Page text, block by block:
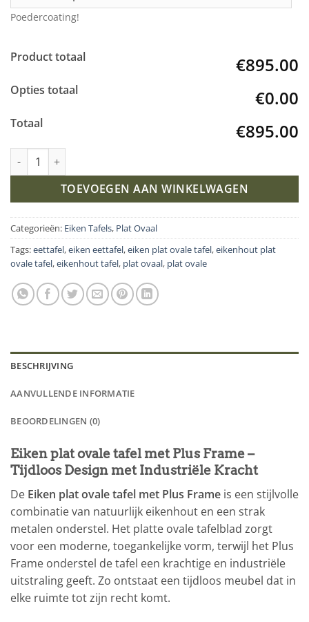
Poedercoating!
Product totaal €895.00
Opties totaal €0.00
Totaal €895.00
Eiken plat ovale tafel met Plus Frame aantal
TOEVOEGEN AAN WINKELWAGEN
Categorieën: Eiken Tafels, Plat Ovaal
Tags:eettafel,eiken eettafel,eiken plat ovale tafel,eikenhout plat
ovale tafel,eikenhout tafel, plat ovaal, plat ovale
BESCHRIJVING
AANVULLENDE INFORMATIE
BEOORDELINGEN (0)
Eiken plat ovale tafel met Plus Frame –
Tijdloos Design met Industriële Kracht
De Eiken plat ovale tafel met Plus Frame is een stijlvolle
combinatie van natuurlijk eikenhout en een strak
metalen onderstel. Het platte ovale tafelblad zorgt
voor een moderne, toegankelijke vorm, terwijl het Plus
Frame onderstel de tafel een krachtige en industriële
uitstraling geeft. Zo ontstaat een tijdloos meubel dat in
elke ruimte tot zijn recht komt.